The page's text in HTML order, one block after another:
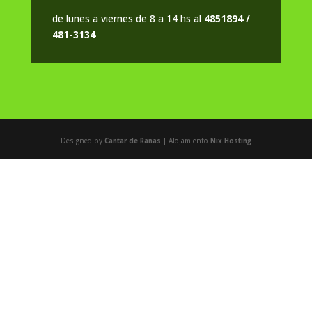
de lunes a viernes de 8 a 14 hs al 4851894 /
481-3134
Designed by Cantar de Ranas | Alojamiento Nix Hosting